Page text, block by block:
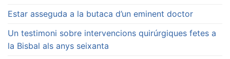
Estar asseguda a la butaca d’un eminent doctor
Un testimoni sobre intervencions quirúrgiques fetes a
la Bisbal als anys seixanta